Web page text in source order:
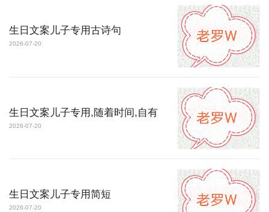
生日文案儿子专用古诗句
2026-07-20
生日文案儿子专用,随着时间,自有
2026-07-20
生日文案儿子专用简短
2026-07-20